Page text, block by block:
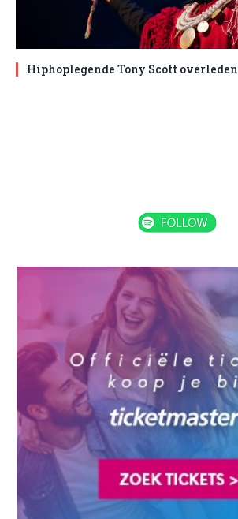
Hiphoplegende Tony Scott overleden